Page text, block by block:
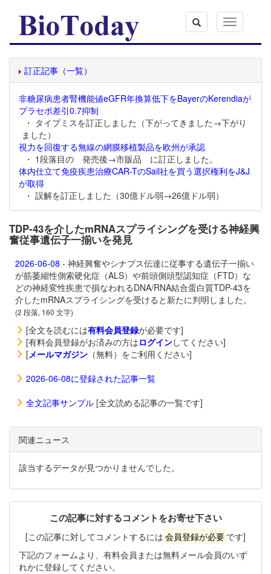
Toggle
navigation
訂正記事（一覧）
非糖尿病患者腎機能値eGFR年換算低下をBayerのKerendiaが
プラセボ差引0.7抑制
・ タイプミスを訂正しました（下がってきました→下がり
ました）
視力を回復する無線の網膜移植製品を欧州が承認
・ 1段落目の 発売後→市販品 に訂正しました。
体内仕立て免疫疾患治療CAR-TのSail社を買う選択権利をJ&J
が取得
・ 誤解を訂正しました（30億ドル弱→26億ドル弱）
TDP-43を介したmRNAスプライシングを受ける神経興
奮従事遺伝子一揃いを発見
2026-06-08 - 神経興奮やシナプス伝達に従事する遺伝子一揃い
が筋萎縮性側索硬化症（ALS）や前頭側頭型認知症（FTD）な
どの神経変性疾患で損なわれるDNA/RNA結合蛋白質TDP-43を
介したmRNAスプライシングを受けると新たに判明しました。
(2 段落, 160 文字)
[全文を読むには有料会員登録が必要です]
[有料会員登録がお済みの方はログインしてください]
[メールマガジン （無料）をご利用ください]
2026-06-08に登録された記事一覧
全文記事サンプル [全文読める記事の一覧です]
関連ニュース
該当するデータが見つかりませんでした。
この記事に対するコメントをお寄せ下さい
[この記事に対してコメントするには 会員登録が必要 です]
下記のフォームより、有料会員または無料メール会員のいず
れかに登録してください。